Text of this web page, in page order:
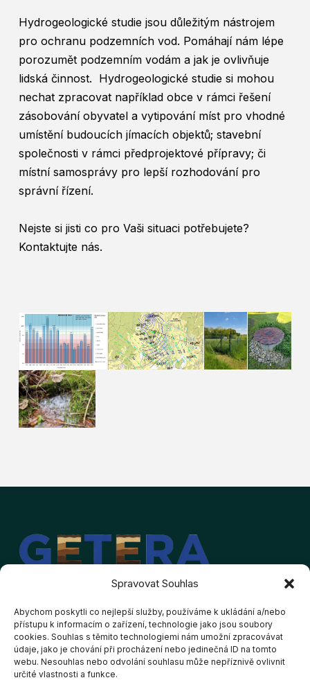
Spravovat Souhlas
Abychom poskytli co nejlepší služby, používáme k ukládání a/nebo
přístupu k informacím o zařízení, technologie jako jsou soubory
cookies. Souhlas s těmito technologiemi nám umožní zpracovávat
údaje, jako je chování při procházení nebo jedinečná ID na tomto
webu. Nesouhlas nebo odvolání souhlasu může nepříznivě ovlivnit
určité vlastnosti a funkce.
Hydrogeologické studie jsou důležitým nástrojem
pro ochranu podzemních vod. Pomáhají nám lépe
porozumět podzemním vodám a jak je ovlivňuje
lidská činnost. Hydrogeologické studie si mohou
nechat zpracovat například obce v rámci řešení
zásobování obyvatel a vytipování míst pro vhodné
umístění budoucích jímacích objektů; stavební
společnosti v rámci předprojektové přípravy; či
místní samosprávy pro lepší rozhodování pro
správní řízení.
Nejste si jisti co pro Vaši situaci potřebujete?
Kontaktujte nás.
Kontakt
david.hibler@getera.cz
Provozovatel
GETERA s.r.o.